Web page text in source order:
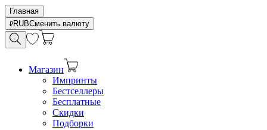
Главная
RUBСменить валюту
Магазин
Импринты
Бестселлеры
Бесплатные
Скидки
Подборки